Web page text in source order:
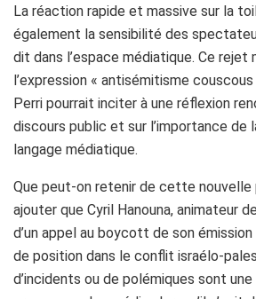
La réaction rapide et massive sur la
également la sensibilité des
dit dans l’espace médiatique. Ce rejet
l’expression « antisémitisme
Perri pourrait inciter à une réflexion
discours public et sur l’importance de
langage médiatique.
Que peut-on retenir de cette nouvelle
ajouter que Cyril Hanouna, animateur
d’un appel au boycott de son
de position dans le conflit israélo-
d’incidents ou de polémiques sont